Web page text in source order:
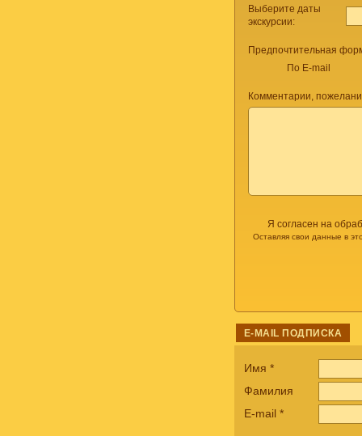
Выберите даты
экскурсии:
Предпочтительная
По E-mail
Комментарии,
Я согласен на
Оставляя свои данные в
E-MAIL ПОДПИСКА
Имя *
Фамилия
E-mail *